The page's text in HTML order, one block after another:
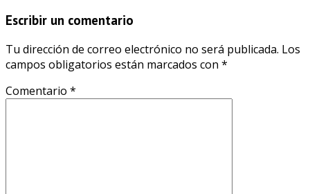
Escribir un comentario
Tu dirección de correo electrónico no será publicada. Los
campos obligatorios están marcados con *
Comentario *